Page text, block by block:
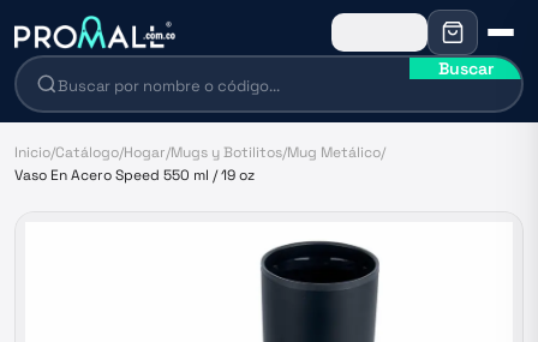
Buscar
Inicio/Catálogo/Hogar/Mugs y Botilitos/Mug Metálico/
Vaso En Acero Speed 550 ml / 19 oz